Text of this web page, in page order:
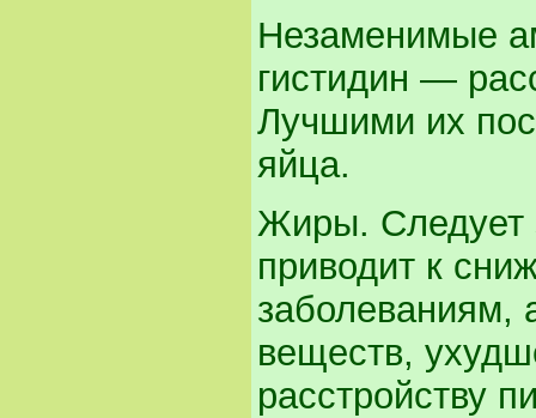
Незаменимые
гистидин —
Лучшими их
яйца.
Жиры. Следует
приводит к
веществ,
расстройству